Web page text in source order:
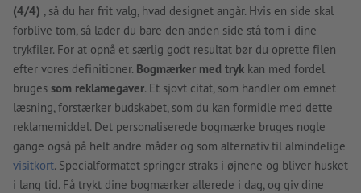
(4/4) , så du har frit valg, hvad designet angår. Hvis en side skal
forblive tom, så lader du bare den anden side stå tom i dine
trykfiler. For at opnå et særlig godt resultat bør du oprette filen
efter vores definitioner. Bogmærker med tryk kan med fordel
bruges som reklamegaver. Et sjovt citat, som handler om emnet
læsning, forstærker budskabet, som du kan formidle med dette
reklamemiddel. Det personaliserede bogmærke bruges nogle
gange også på helt andre måder og som alternativ til almindelige
visitkort. Specialformatet springer straks i øjnene og bliver husket
i lang tid. Få trykt dine bogmærker allerede i dag, og giv dine